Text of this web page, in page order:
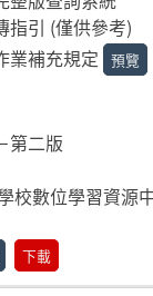
指引 (僅供參考)
業補充規定
預覽
第二版
校數位學習資源
下載